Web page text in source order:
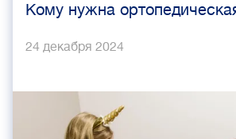
Кому нужна
24 декабря 2024